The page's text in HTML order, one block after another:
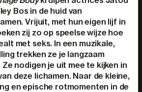
Bos in de huid van
Vrijuit, met hun eigen lijf in
zij zo op speelse wijze hoe
met seks. In een muzikale,
trekken ze je langzaam
nodigen je uit mee te kijken in
deze lichamen. Naar de kleine,
en epische rotmomenten in de